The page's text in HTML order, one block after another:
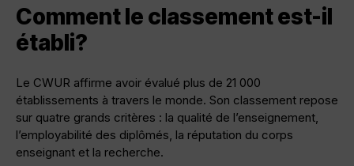
Comment le classement est-il
établi?
Le CWUR affirme avoir évalué plus de 21 000
établissements à travers le monde. Son classement repose
sur quatre grands critères : la qualité de l’enseignement,
l’employabilité des diplômés, la réputation du corps
enseignant et la recherche.